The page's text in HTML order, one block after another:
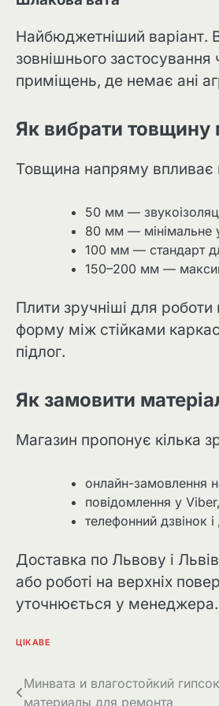
Найбюджетніший варіант.
зовнішнього застосування
приміщень, де немає ані
Як вибрати товщину
Товщина напряму впливає
50 мм —
80 мм — мінімальне
100 мм — стандарт
150–200 мм —
Плити зручніші для
форму між стійками
підлог.
Як замовити
Магазин пропонує кілька
онлайн-замовлення
повідомлення у
телефонний дзвінок
Доставка по Львову і
або роботі на верхніх
уточнюється у менеджера.
ЦІКАВЕ
Навігація
Минвата и влагостойкий
материалы для ремонта